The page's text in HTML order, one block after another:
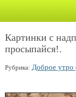
Картинки с
просыпайся!.
Рубрика: Доброе утро